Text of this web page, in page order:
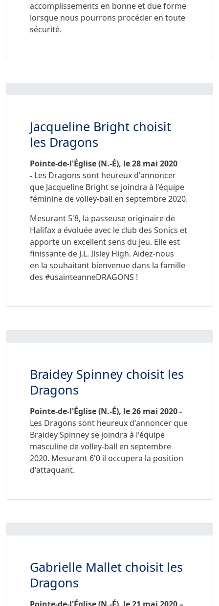
accomplissements en bonne et due forme
lorsque nous pourrons procéder en toute
sécurité.
Jacqueline Bright choisit
les Dragons
Pointe-de-l'Église (N.-É), le 28 mai 2020
- Les Dragons sont heureux d'annoncer
que Jacqueline Bright se joindra à l'équipe
féminine de volley-ball en septembre 2020.
Mesurant 5'8, la passeuse originaire de
Halifax a évoluée avec le club des Sonics et
apporte un excellent sens du jeu. Elle est
finissante de J.L. Ilsley High. Aidez-nous
en la souhaitant bienvenue dans la famille
des #usainteanneDRAGONS !
Braidey Spinney choisit les
Dragons
Pointe-de-l'Église (N.-É), le 26 mai 2020 -
Les Dragons sont heureux d'annoncer que
Braidey Spinney se joindra à l'équipe
masculine de volley-ball en septembre
2020. Mesurant 6'0 il occupera la position
d'attaquant.
Gabrielle Mallet choisit les
Dragons